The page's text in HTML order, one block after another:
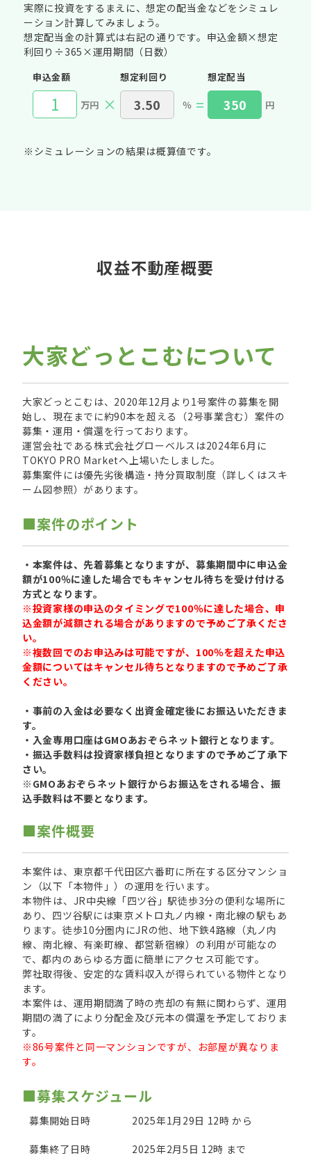
実際に投資をするまえに、想定の配当金などをシミュレ
ーション計算してみましょう。
想定配当金の計算式は右記の通りです。申込金額×想定
利回り÷365×運用期間（日数）
申込金額
万円 ×
想定利回り
％ =
想定配当
円
※シミュレーションの結果は概算値です。
収益不動産概要
大家どっとこむについて
大家どっとこむは、2020年12月より1号案件の募集を開
始し、現在までに約90本を超える（2号事業含む）案件の
募集・運用・償還を行っております。
運営会社である株式会社グローベルスは2024年6月に
TOKYO PRO Marketへ上場いたしました。
募集案件には優先劣後構造・持分買取制度（詳しくはスキ
ーム図参照）があります。
■案件のポイント
・本案件は、先着募集となりますが、募集期間中に申込金
額が100％に達した場合でもキャンセル待ちを受け付ける
方式となります。
※投資家様の申込のタイミングで100％に達した場合、申
込金額が減額される場合がありますので予めご了承くださ
い。
※複数回でのお申込みは可能ですが、100％を超えた申込
金額についてはキャンセル待ちとなりますので予めご了承
ください。
・事前の入金は必要なく出資金確定後にお振込いただきま
す。
・入金専用口座はGMOあおぞらネット銀行となります。
・振込手数料は投資家様負担となりますので予めご了承下
さい。
※GMOあおぞらネット銀行からお振込をされる場合、振
込手数料は不要となります。
■案件概要
本案件は、東京都千代田区六番町に所在する区分マンショ
ン（以下「本物件」）の運用を行います。
本物件は、JR中央線「四ツ谷」駅徒歩3分の便利な場所に
あり、四ツ谷駅には東京メトロ丸ノ内線・南北線の駅もあ
ります。徒歩10分圏内にJRの他、地下鉄4路線（丸ノ内
線、南北線、有楽町線、都営新宿線）の利用が可能なの
で、都内のあらゆる方面に簡単にアクセス可能です。
弊社取得後、安定的な賃料収入が得られている物件となり
ます。
本案件は、運用期間満了時の売却の有無に関わらず、運用
期間の満了により分配金及び元本の償還を予定しておりま
す。
※86号案件と同一マンションですが、お部屋が異なりま
す。
■募集スケジュール
募集開始日時 2025年1月29日 12時 から
募集終了日時 2025年2月5日 12時 まで